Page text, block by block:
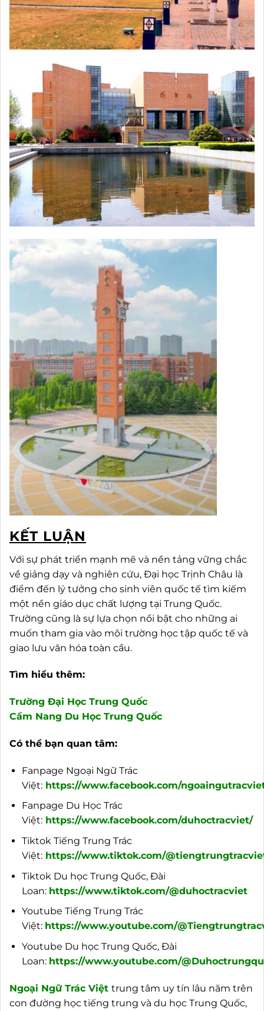
KẾT LUẬN
Với sự phát triển mạnh mẽ và nền tảng vững chắc
về giảng dạy và nghiên cứu, Đại học Trịnh Châu là
điểm đến lý tưởng cho sinh viên quốc tế tìm kiếm
một nền giáo dục chất lượng tại Trung Quốc.
Trường cũng là sự lựa chọn nổi bật cho những ai
muốn tham gia vào môi trường học tập quốc tế và
giao lưu văn hóa toàn cầu.
Tìm hiểu thêm:
Trường Đại Học Trung Quốc
Cẩm Nang Du Học Trung Quốc
Có thể bạn quan tâm:
Fanpage Ngoại Ngữ Trác
Việt: https://www.facebook.com/
Fanpage Du Học Trác
Việt: https://www.facebook.com/duhoctracviet/
Tiktok Tiếng Trung Trác
Việt: https://www.tiktok.com/
Tiktok Du học Trung Quốc, Đài
Loan: https://www.tiktok.com/@duhoctracviet
Youtube Tiếng Trung Trác
Việt: https://www.youtube.com/
Youtube Du học Trung Quốc, Đài
Loan: https://www.youtube.com/
Ngoại Ngữ Trác Việt trung tâm uy tín lâu năm trên
con đường học tiếng trung và du học Trung Quốc,